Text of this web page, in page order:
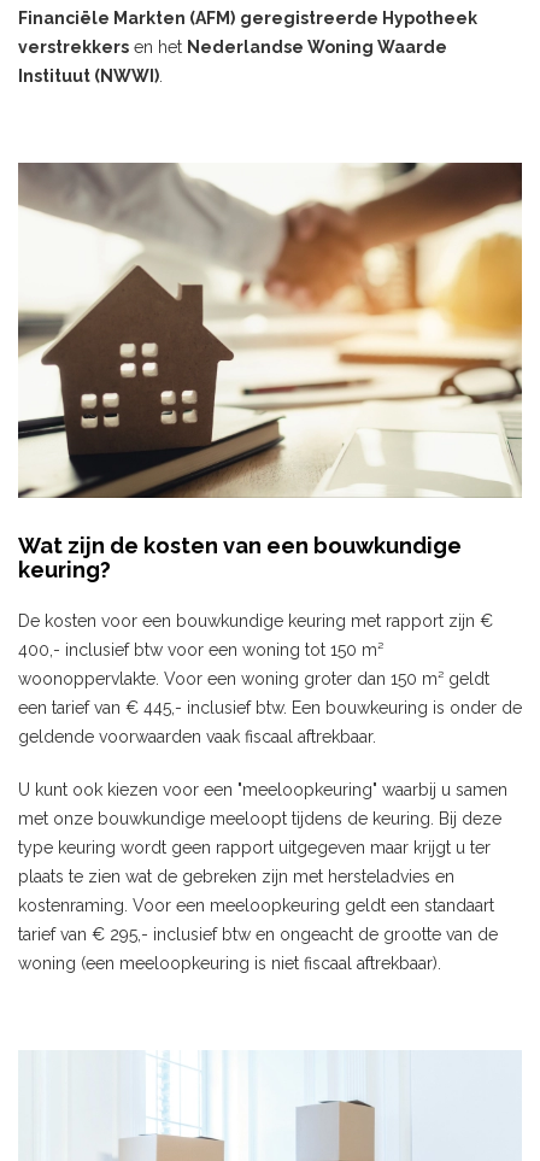
Financiële Markten (AFM) geregistreerde Hypotheek
verstrekkers en het Nederlandse Woning Waarde
Instituut (NWWI)
Wat zijn de kosten van een bouwkundige
keuring?
De kosten voor een bouwkundige keuring met rapport zijn €
400,- inclusief btw voor een woning tot 150 m²
woonoppervlakte. Voor een woning groter dan 150 m² geldt
een tarief van € 445,- inclusief btw. Een bouwkeuring is onder de
geldende voorwaarden vaak fiscaal aftrekbaar.
U kunt ook kiezen voor een "meeloopkeuring" waarbij u samen
met onze bouwkundige meeloopt tijdens de keuring. Bij deze
type keuring wordt geen rapport uitgegeven maar krijgt u ter
plaats te zien wat de gebreken zijn met hersteladvies en
kostenraming. Voor een meeloopkeuring geldt een standaart
tarief van € 295,- inclusief btw en ongeacht de grootte van de
woning (een meeloopkeuring is niet fiscaal aftrekbaar).